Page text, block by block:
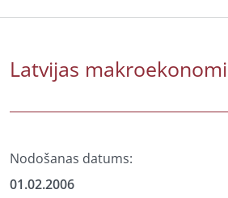
Latvijas
Nodošanas datums:
01.02.2006